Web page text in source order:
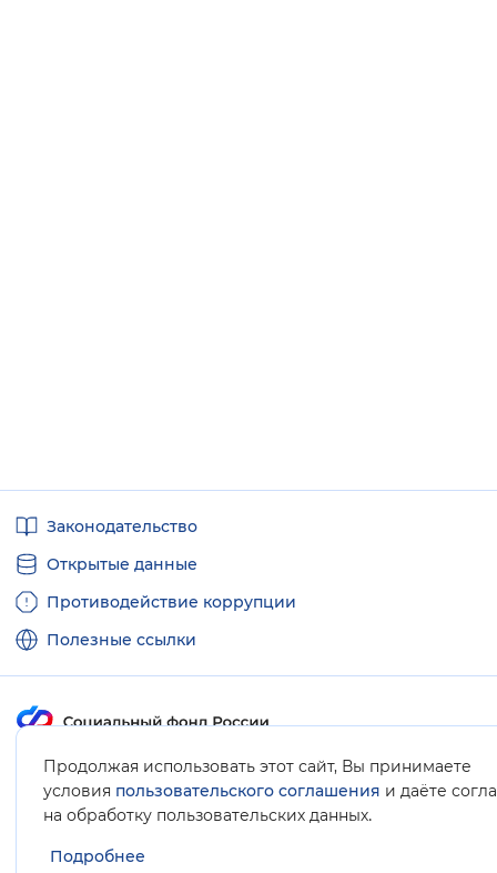
Продолжая использовать этот сайт, Вы принимаете
условия пользовательского соглашения и даёте
на обработку пользовательских данных.
Подробнее
ссылкиЗаконодательство
Открытые данные
Противодействие коррупции
Полезные ссылки
Карта сайта